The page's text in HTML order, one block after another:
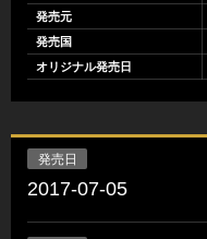
発売元
発売国
オリジナル発売日
発売日
2017-07-05